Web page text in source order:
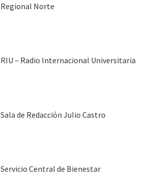
Regional Norte
RIU – Radio Internacional Universitaria
Sala de Redacción Julio Castro
Servicio Central de Bienestar